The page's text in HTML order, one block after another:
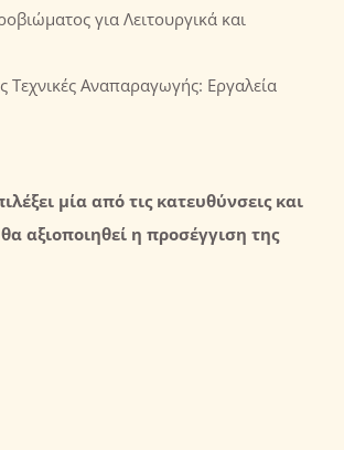
για Λειτουργικά και
Αναπαραγωγής: Εργαλεία
μία από τις κατευθύνσεις και
αξιοποιηθεί η προσέγγιση της